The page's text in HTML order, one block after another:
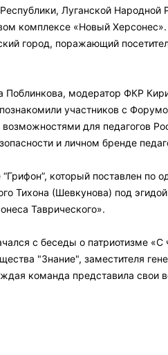
Луганской Народной
комплексе «Новый
город, поражающий
модератор ФКР
участников с
для педагогов
и личном бренде
который поставлен по
Тихона (Шевкунова) под
Таврического». ⠀
с беседы о патриотизме «С
"Знание", заместителя
команда представила свои